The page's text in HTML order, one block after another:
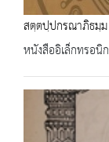
สตฺตปฺปกรณาภิธมฺ
หนังสืออิเล็กทรอนิ